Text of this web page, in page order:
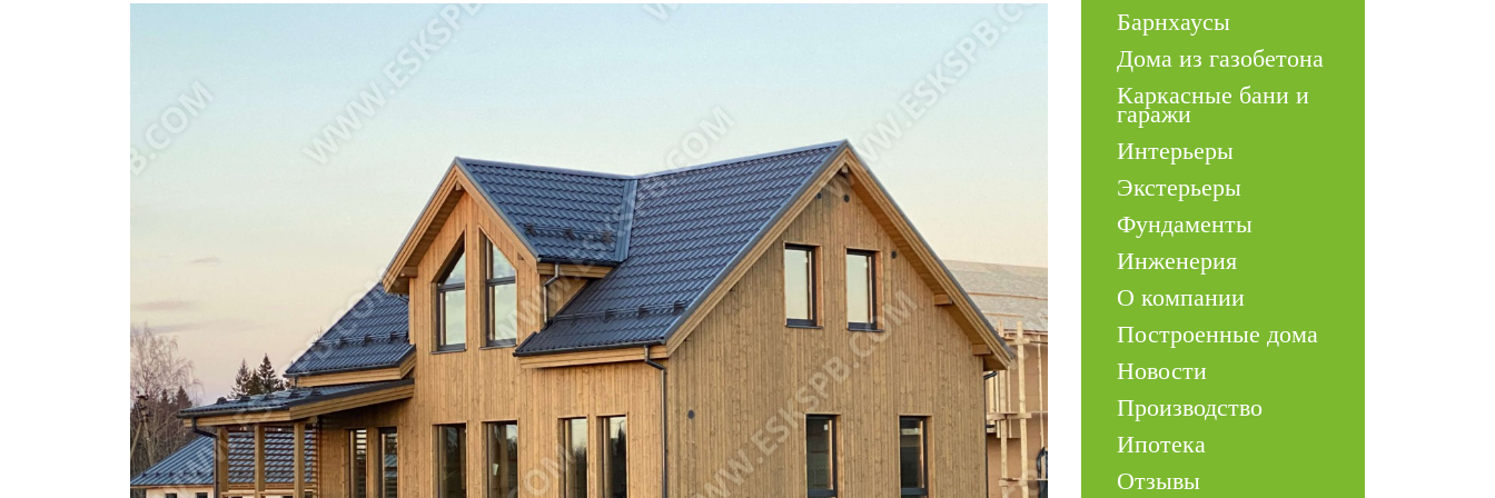
Барнхаусы
Дома из газобетона
Каркасные бани и
гаражи
Интерьеры
Экстерьеры
Фундаменты
Инженерия
О компании
Построенные дома
Новости
Производство
Ипотека
Отзывы